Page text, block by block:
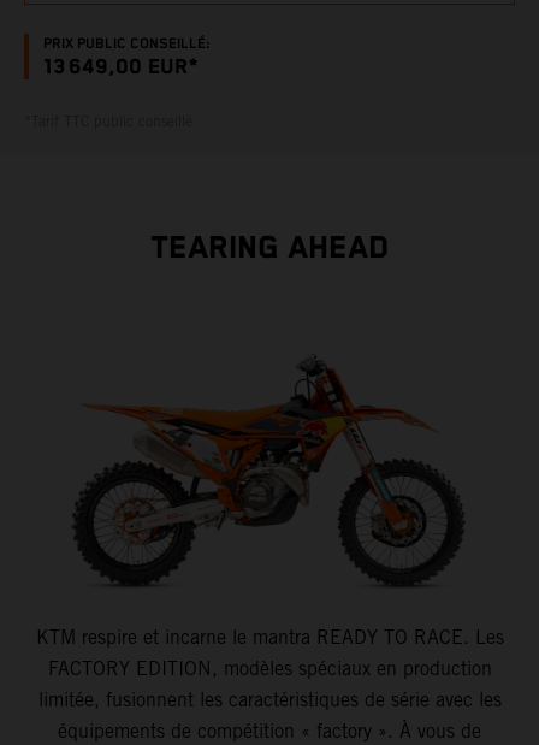
PRIX PUBLIC CONSEILLÉ:
13 649,00 EUR*
TEARING AHEAD
KTM respire et incarne le mantra READY TO RACE. Les
FACTORY EDITION, modèles spéciaux en production
limitée, fusionnent les caractéristiques de série avec les
équipements de compétition « factory ». À vous de